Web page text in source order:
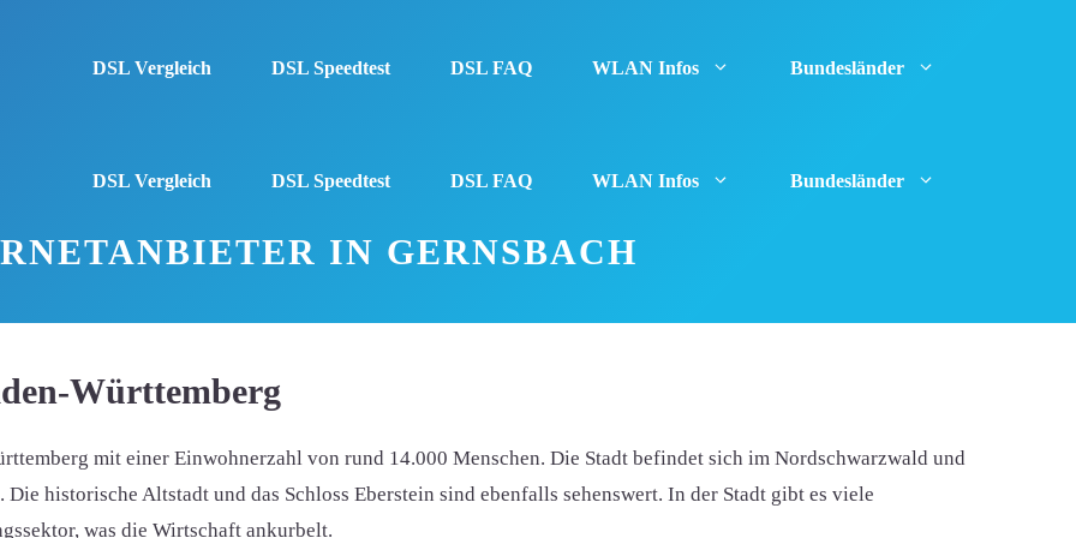
DSL Vergleich DSL Speedtest DSL FAQ WLAN Infos Bundesländer
DSL Vergleich DSL Speedtest DSL FAQ WLAN Infos Bundesländer
IN GERNSBACH
Württemberg
mit einer Einwohnerzahl von rund 14.000 Menschen. Die Stadt befindet sich im Nordschwarzwald und
historische Altstadt und das Schloss Eberstein sind ebenfalls sehenswert. In der Stadt gibt es viele
was die Wirtschaft ankurbelt.